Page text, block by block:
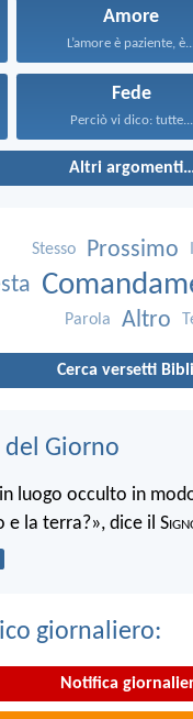
Amore
L’amore è paziente,
Fede
Perciò vi dico: tutte...
Altri
Stesso Prossimo
Parola Altro
Cerca versetti
Giorno
luogo occulto in
la terra?», dice il S
giornaliero:
Notifica